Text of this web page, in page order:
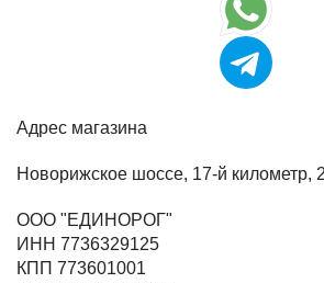
Адрес магазина
Новорижское шоссе, 17-й километр,
ООО "ЕДИНОРОГ"
ИНН 7736329125
КПП 773601001